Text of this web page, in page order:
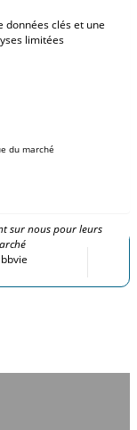
données clés et une
limitées
du marché
sur nous pour leurs